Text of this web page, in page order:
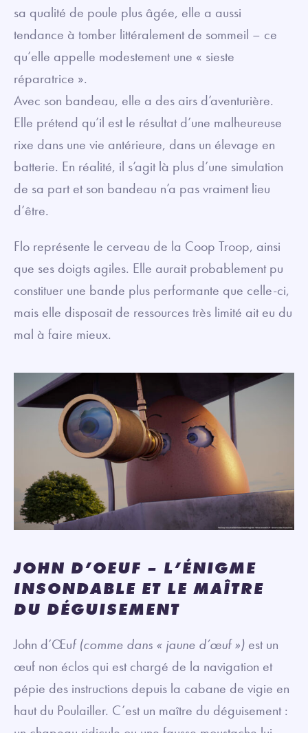
sa qualité de poule plus âgée, elle a aussi
tendance à tomber littéralement de sommeil – ce
qu’elle appelle modestement une « sieste
réparatrice ».
Avec son bandeau, elle a des airs d’aventurière.
Elle prétend qu’il est le résultat d’une malheureuse
rixe dans une vie antérieure, dans un élevage en
batterie. En réalité, il s’agit là plus d’une simulation
de sa part et son bandeau n’a pas vraiment lieu
d’être.
Flo représente le cerveau de la Coop Troop, ainsi
que ses doigts agiles. Elle aurait probablement pu
constituer une bande plus performante que celle-ci,
mais elle disposait de ressources très limité ait eu du
mal à faire mieux.
JOHN D’OEUF – L’ÉNIGME
INSONDABLE ET LE MAÎTRE
DU DÉGUISEMENT
John d’Œuf (comme dans « jaune d’œuf ») est un
œuf non éclos qui est chargé de la navigation et
pépie des instructions depuis la cabane de vigie en
haut du Poulailler. C’est un maître du déguisement :